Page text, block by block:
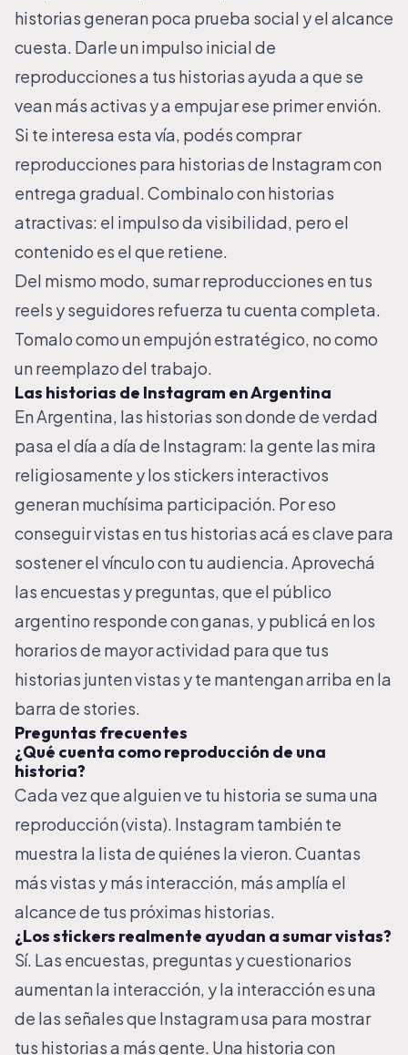
historias generan poca prueba social y el alcance
cuesta. Darle un impulso inicial de
reproducciones a tus historias ayuda a que se
vean más activas y a empujar ese primer envión.
Si te interesa esta vía, podéscomprar
reproducciones para historias de Instagramcon
entrega gradual. Combinalo con historias
atractivas: el impulso da visibilidad, pero el
contenido es el que retiene.
Del mismo modo, sumarreproducciones en tus
reels yseguidores refuerza tu cuenta completa.
Tomalo como un empujón estratégico, no como
un reemplazo del trabajo.
Las historias de Instagram en Argentina
En Argentina, las historias son donde de verdad
pasa el día a día de Instagram: la gente las mira
religiosamente y los stickers interactivos
generan muchísima participación. Por eso
conseguir vistas en tus historias acá es clave para
sostener el vínculo con tu audiencia. Aprovechá
las encuestas y preguntas, que el público
argentino responde con ganas, y publicá en los
horarios de mayor actividad para que tus
historias junten vistas y te mantengan arriba en la
barra de stories.
Preguntas frecuentes
¿Qué cuenta como reproducción de una
historia?
Cada vez que alguien ve tu historia se suma una
reproducción (vista). Instagram también te
muestra la lista de quiénes la vieron. Cuantas
más vistas y más interacción, más amplía el
alcance de tus próximas historias.
¿Los stickers realmente ayudan a sumar vistas?
Sí. Las encuestas, preguntas y cuestionarios
aumentan la interacción, y la interacción es una
de las señales que Instagram usa para mostrar
tus historias a más gente. Una historia con